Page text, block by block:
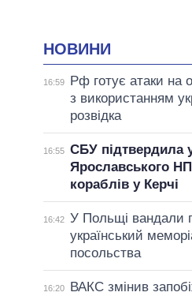
НОВИНИ
16:59
Рф готує атаки на
з використанням
розвідка
16:55 СБУ підтвердила
Ярославського
кораблів у Керчі
16:42 У Польщі вандали
український
посольства
16:20
ВАКС змінив